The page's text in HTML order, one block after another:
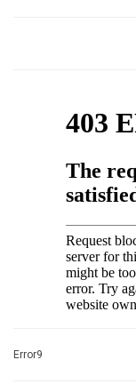
Error9